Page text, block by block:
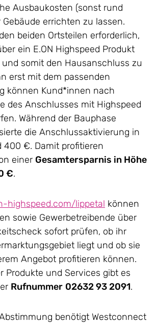
Ausbaukosten (sonst rund
errichten zu lassen.
beiden Ortsteilen erforderlich,
ein E.ON Highspeed Produkt
somit den Hausanschluss zu
erst mit dem passenden
können Kund*innen nach
des Anschlusses mit Highspeed
Während der Bauphase
die Anschlussaktivierung in
400 €. Damit profitieren
einer Gesamtersparnis in Höhe
€.
highspeed.com/lippetal können
sowie Gewerbetreibende über
sofort prüfen, ob ihr
liegt und ob sie
Angebot profitieren können.
Produkte und Services gibt es
Rufnummer 02632 93 2091.
benötigt Westconnect